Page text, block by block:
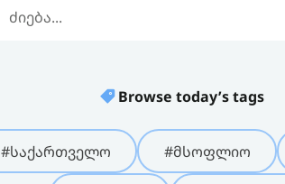
Browse today’s tags
#საქართველო #მსოფლიო